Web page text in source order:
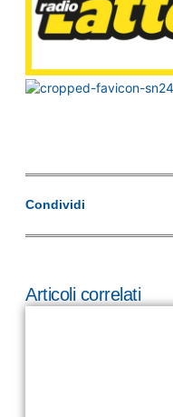
Condividi
Articoli correlati